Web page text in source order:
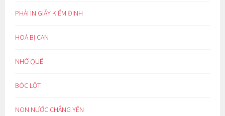
PHẢI IN GIẤY KIỂM ĐỊNH
HOÁ BỊ CAN
NHỚ QUÊ
BÓC LỘT
NON NƯỚC CHẲNG YÊN